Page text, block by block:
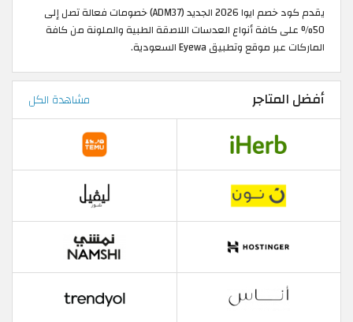
يقدم كود خصم ايوا 2026 الجديد (ADM37) خصومات فعالة تصل إلى
50% على كافة أنواع العدسات اللاصقة الطبية والملونة من كافة
الماركات عبر موقع وتطبيق Eyewa السعودية.
أفضل المتاجر مشاهدة الكل